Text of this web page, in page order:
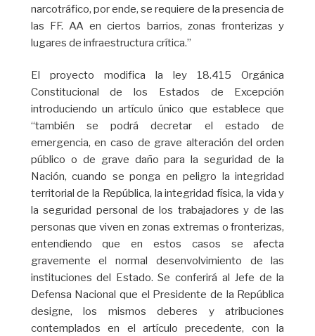
narcotráfico, por ende, se requiere de la presencia de
las FF. AA en ciertos barrios, zonas fronterizas y
lugares de infraestructura crítica.”
El proyecto modifica la ley 18.415 Orgánica
Constitucional de los Estados de Excepción
introduciendo un artículo único que establece que
“también se podrá decretar el estado de
emergencia, en caso de grave alteración del orden
público o de grave daño para la seguridad de la
Nación, cuando se ponga en peligro la integridad
territorial de la República, la integridad física, la vida y
la seguridad personal de los trabajadores y de las
personas que viven en zonas extremas o fronterizas,
entendiendo que en estos casos se afecta
gravemente el normal desenvolvimiento de las
instituciones del Estado. Se conferirá al Jefe de la
Defensa Nacional que el Presidente de la República
designe, los mismos deberes y atribuciones
contemplados en el artículo precedente, con la